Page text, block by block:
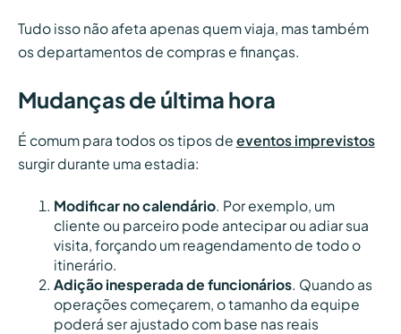
Tudo isso não afeta apenas quem viaja, mas também
os departamentos de compras e finanças.
Mudanças de última hora
É comum para todos os tipos de eventos imprevistos
surgir durante uma estadia:
Modificar no calendário. Por exemplo, um
cliente ou parceiro pode antecipar ou adiar sua
visita, forçando um reagendamento de todo o
itinerário.
Adição inesperada de funcionários. Quando as
operações começarem, o tamanho da equipe
poderá ser ajustado com base nas reais